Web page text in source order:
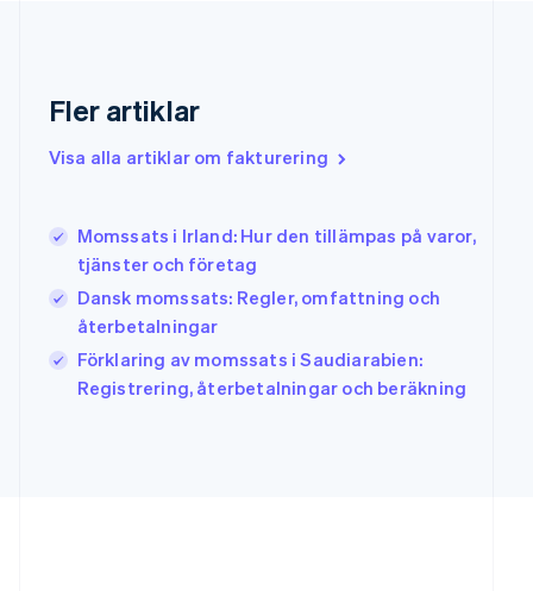
Fler artiklar
Visa alla artiklar om fakturering
Momssats i Irland: Hur den tillämpas på varor,
tjänster och företag
Dansk momssats: Regler, omfattning och
återbetalningar
Förklaring av momssats i Saudiarabien:
Registrering, återbetalningar och beräkning
Hongkong SAR, Kina
English 简体中文
Indien
English
Italien
ItalianoEnglish
Japan
Kanada
EnglishFrançais
Kroatien